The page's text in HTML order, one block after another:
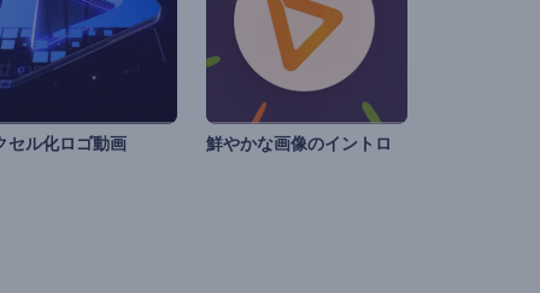
セル化ロゴ動画 鮮やかな画像のイントロ